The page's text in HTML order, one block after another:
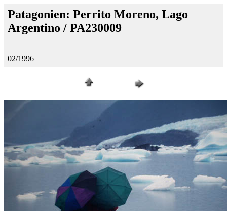
Patagonien: Perrito Moreno, Lago
Argentino / PA230009
02/1996